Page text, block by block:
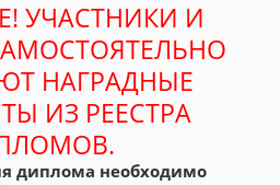
УЧАСТНИКИ И
НАГРАДНЫЕ
ИЗ РЕЕСТРА
диплома необходимо